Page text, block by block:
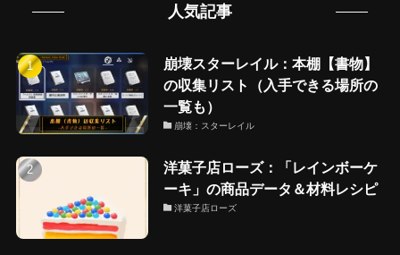
人気記事
崩壊スターレイル：本棚【書物】
の収集リスト（入手できる場所の
一覧も）
崩壊：スターレイル
洋菓子店ローズ：「レインボーケ
ーキ」の商品データ＆材料レシピ
洋菓子店ローズ